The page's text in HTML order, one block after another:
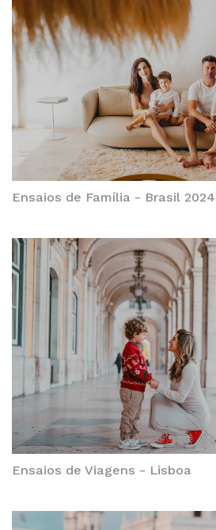
Ensaios de Família - Brasil 2024
Ensaios de Viagens - Lisboa